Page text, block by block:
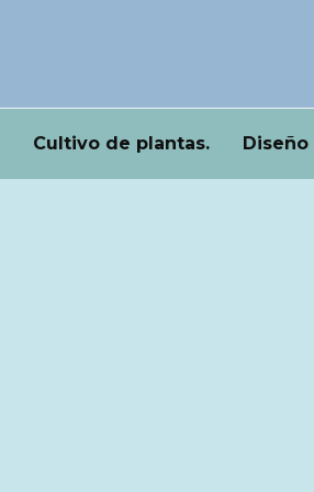
Cultivo de plantas. Diseño